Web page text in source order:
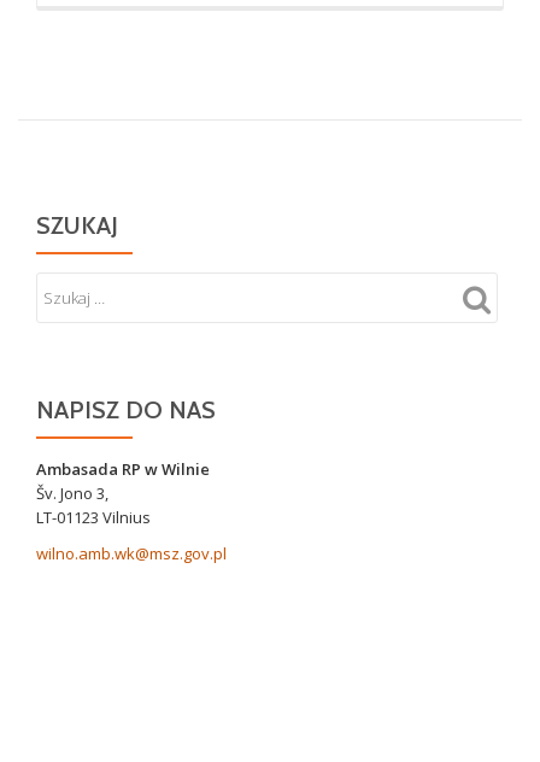
SZUKAJ
NAPISZ DO NAS
Ambasada RP w Wilnie
Šv. Jono 3,
LT-01123 Vilnius
wilno.amb.wk@msz.gov.pl